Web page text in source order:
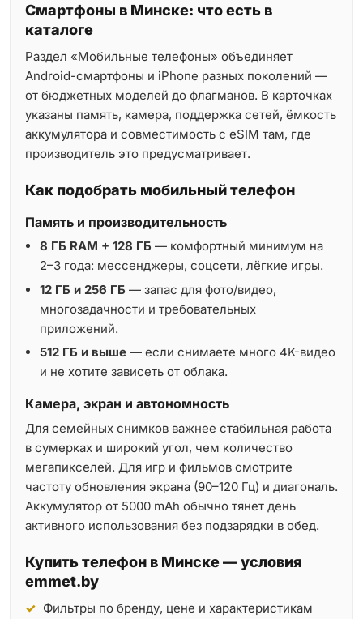
Смартфоны в Минске: что есть в
каталоге
Раздел «Мобильные телефоны» объединяет
Android-смартфоны и iPhone разных поколений —
от бюджетных моделей до флагманов. В карточках
указаны память, камера, поддержка сетей, ёмкость
аккумулятора и совместимость с eSIM там, где
производитель это предусматривает.
Как подобрать мобильный телефон
Память и производительность
8 ГБ RAM + 128 ГБ — комфортный минимум на
2–3 года: мессенджеры, соцсети, лёгкие игры.
12 ГБ и 256 ГБ — запас для фото/видео,
многозадачности и требовательных
приложений.
512 ГБ и выше — если снимаете много 4K-видео
и не хотите зависеть от облака.
Камера, экран и автономность
Для семейных снимков важнее стабильная работа
в сумерках и широкий угол, чем количество
мегапикселей. Для игр и фильмов смотрите
частоту обновления экрана (90–120 Гц) и диагональ.
Аккумулятор от 5000 mAh обычно тянет день
активного использования без подзарядки в обед.
Купить телефон в Минске — условия
emmet.by
Фильтры по бренду, цене и характеристикам